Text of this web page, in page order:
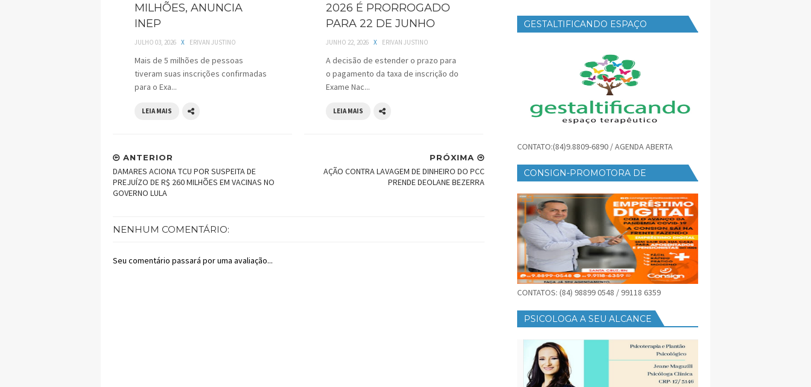
MILHÕES, ANUNCIA
INEP
JULHO 03, 2026 X ERIVAN JUSTINO
Mais de 5 milhões de pessoas
tiveram suas inscrições confirmadas
para o Exa...
LEIA MAIS
2026 É PRORROGADO
PARA 22 DE JUNHO
JUNHO 22, 2026 X ERIVAN JUSTINO
A decisão de estender o prazo para
o pagamento da taxa de inscrição do
Exame Nac...
LEIA MAIS
PRÓXIMA
AÇÃO CONTRA LAVAGEM DE DINHEIRO DO PCC
PRENDE DEOLANE BEZERRA
ANTERIOR
DAMARES ACIONA TCU POR SUSPEITA DE
PREJUÍZO DE R$ 260 MILHÕES EM VACINAS NO
GOVERNO LULA
NENHUM COMENTÁRIO:
Seu comentário passará por uma avaliação...
GESTALTIFICANDO ESPAÇO
CONTATO:(84)9.8809-6890 / AGENDA ABERTA
CONSIGN-PROMOTORA DE
CONTATOS: (84) 98899 0548 / 99118 6359
PSICOLOGA A SEU ALCANCE